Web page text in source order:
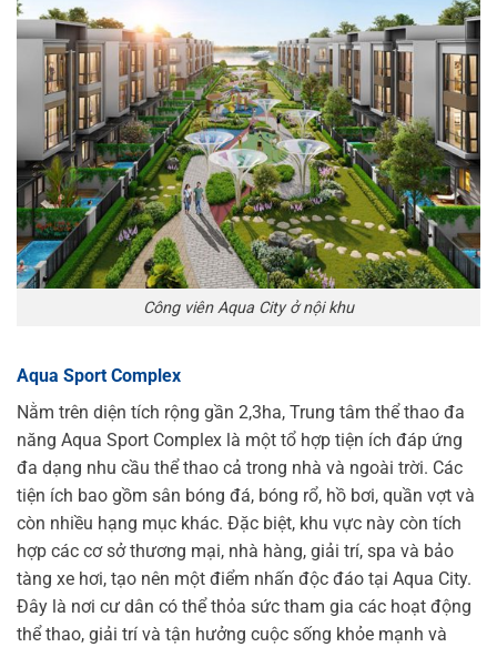
Công viên Aqua City ở nội khu
Aqua Sport Complex
Nằm trên diện tích rộng gần 2,3ha, Trung tâm thể thao đa
năng Aqua Sport Complex là một tổ hợp tiện ích đáp ứng
đa dạng nhu cầu thể thao cả trong nhà và ngoài trời. Các
tiện ích bao gồm sân bóng đá, bóng rổ, hồ bơi, quần vợt và
còn nhiều hạng mục khác. Đặc biệt, khu vực này còn tích
hợp các cơ sở thương mại, nhà hàng, giải trí, spa và bảo
tàng xe hơi, tạo nên một điểm nhấn độc đáo tại Aqua City.
Đây là nơi cư dân có thể thỏa sức tham gia các hoạt động
thể thao, giải trí và tận hưởng cuộc sống khỏe mạnh và